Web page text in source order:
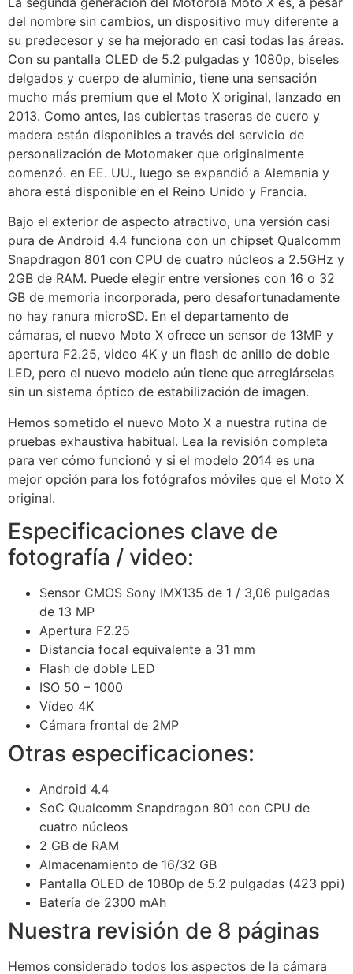
del nombre sin cambios, un dispositivo muy diferente a
su predecesor y se ha mejorado en casi todas las áreas.
Con su pantalla OLED de 5.2 pulgadas y 1080p, biseles
delgados y cuerpo de aluminio, tiene una sensación
mucho más premium que el Moto X original, lanzado en
2013. Como antes, las cubiertas traseras de cuero y
madera están disponibles a través del servicio de
personalización de Motomaker que originalmente
comenzó. en EE. UU., luego se expandió a Alemania y
ahora está disponible en el Reino Unido y Francia.
Bajo el exterior de aspecto atractivo, una versión casi
pura de Android 4.4 funciona con un chipset Qualcomm
Snapdragon 801 con CPU de cuatro núcleos a 2.5GHz y
2GB de RAM. Puede elegir entre versiones con 16 o 32
GB de memoria incorporada, pero desafortunadamente
no hay ranura microSD. En el departamento de
cámaras, el nuevo Moto X ofrece un sensor de 13MP y
apertura F2.25, video 4K y un flash de anillo de doble
LED, pero el nuevo modelo aún tiene que arreglárselas
sin un sistema óptico de estabilización de imagen.
Hemos sometido el nuevo Moto X a nuestra rutina de
pruebas exhaustiva habitual. Lea la revisión completa
para ver cómo funcionó y si el modelo 2014 es una
mejor opción para los fotógrafos móviles que el Moto X
original.
Especificaciones clave de
fotografía / video:
Sensor CMOS Sony IMX135 de 1 / 3,06 pulgadas
de 13 MP
Apertura F2.25
Distancia focal equivalente a 31 mm
Flash de doble LED
ISO 50 – 1000
Vídeo 4K
Cámara frontal de 2MP
Otras especificaciones:
Android 4.4
SoC Qualcomm Snapdragon 801 con CPU de
cuatro núcleos
2 GB de RAM
Almacenamiento de 16/32 GB
Pantalla OLED de 1080p de 5.2 pulgadas (423 ppi)
Batería de 2300 mAh
Nuestra revisión de 8 páginas
Hemos considerado todos los aspectos de la cámara